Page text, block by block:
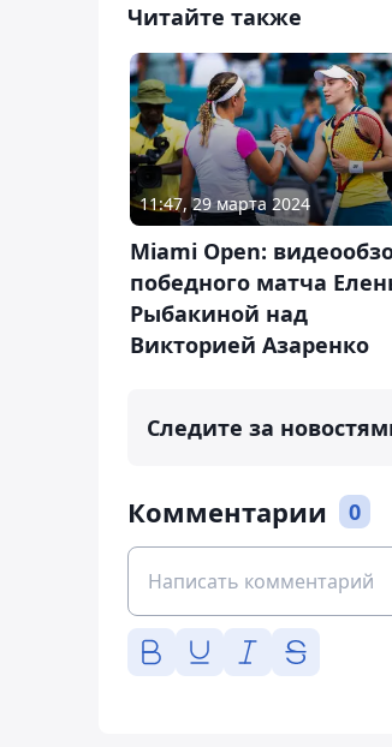
Читайте также
11:47, 29 марта 2024
Miami Open:
победного матча
Рыбакиной над
Викторией Азаренко
Следите за
Комментарии 0